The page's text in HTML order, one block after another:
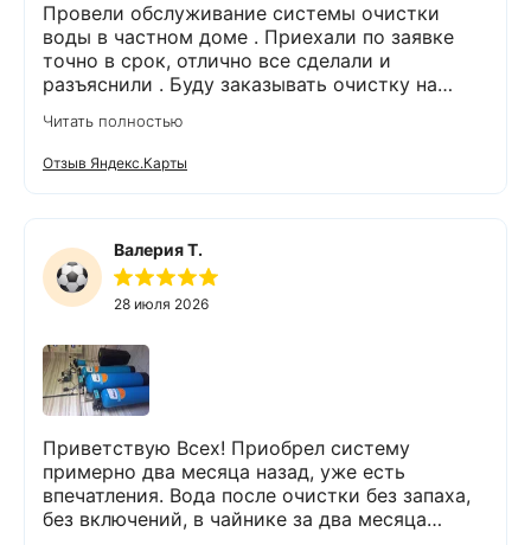
Провели обслуживание системы очистки
воды в частном доме . Приехали по заявке
точно в срок, отлично все сделали и
разъяснили . Буду заказывать очистку на
Читать полностью
Отзыв Яндекс.Карты
Валерия Т.
28 июля 2026
Приветствую Всех! Приобрел систему
примерно два месяца назад, уже есть
впечатления. Вода после очистки без запаха,
без включений, в чайнике за два месяца